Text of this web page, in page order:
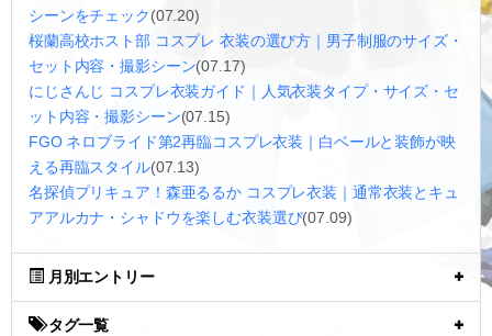
シーンをチェック(07.20)
桜蘭高校ホスト部 コスプレ 衣装の選び方｜男子制服のサイズ・
セット内容・撮影シーン(07.17)
にじさんじ コスプレ衣装ガイド｜人気衣装タイプ・サイズ・セ
ット内容・撮影シーン(07.15)
FGO ネロブライド第2再臨コスプレ衣装｜白ベールと装飾が映
える再臨スタイル(07.13)
名探偵プリキュア！森亜るるか コスプレ衣装｜通常衣装とキュ
アアルカナ・シャドウを楽しむ衣装選び(07.09)
月別エントリー
タグ一覧